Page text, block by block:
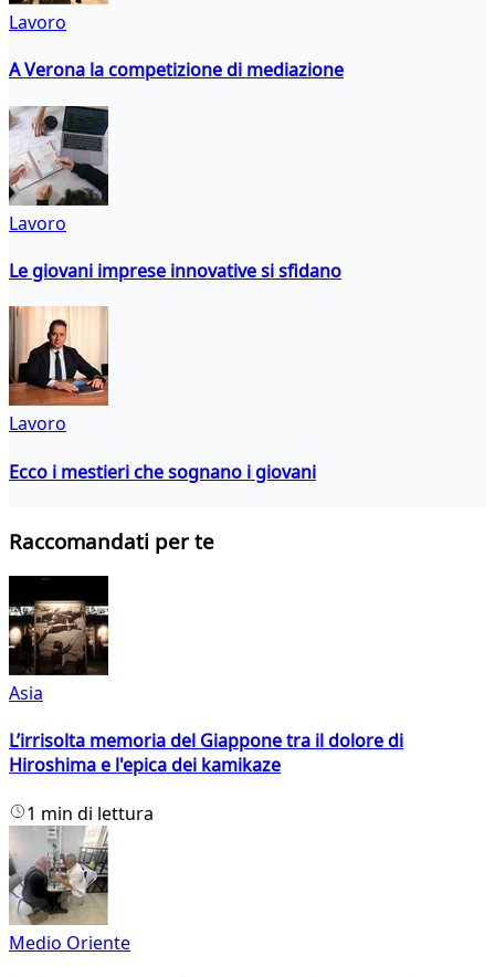
Lavoro
A Verona la competizione di mediazione
Lavoro
Le giovani imprese innovative si sfidano
Lavoro
Ecco i mestieri che sognano i giovani
Raccomandati per te
Asia
L’irrisolta memoria del Giappone tra il dolore di
Hiroshima e l'epica dei kamikaze
1 min di lettura
Medio Oriente